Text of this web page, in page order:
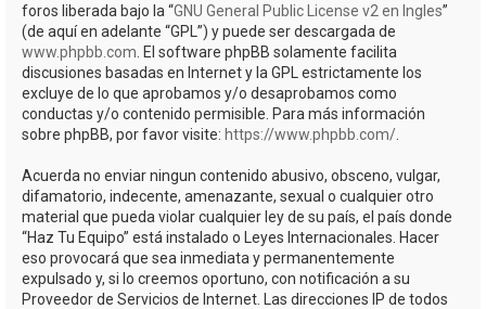
foros liberada bajo la “GNU General Public License v2 en Ingles”
(de aquí en adelante “GPL”) y puede ser descargada de
www.phpbb.com . El software phpBB solamente facilita
discusiones basadas en Internet y la GPL estrictamente los
excluye de lo que aprobamos y/o desaprobamos como
conductas y/o contenido permisible. Para más información
sobre phpBB, por favor visite: https://www.phpbb.com/
Acuerda no enviar ningun contenido abusivo, obsceno, vulgar,
difamatorio, indecente, amenazante, sexual o cualquier otro
material que pueda violar cualquier ley de su país, el país donde
“Haz Tu Equipo” está instalado o Leyes Internacionales. Hacer
eso provocará que sea inmediata y permanentemente
expulsado y, si lo creemos oportuno, con notificación a su
Proveedor de Servicios de Internet. Las direcciones IP de todos